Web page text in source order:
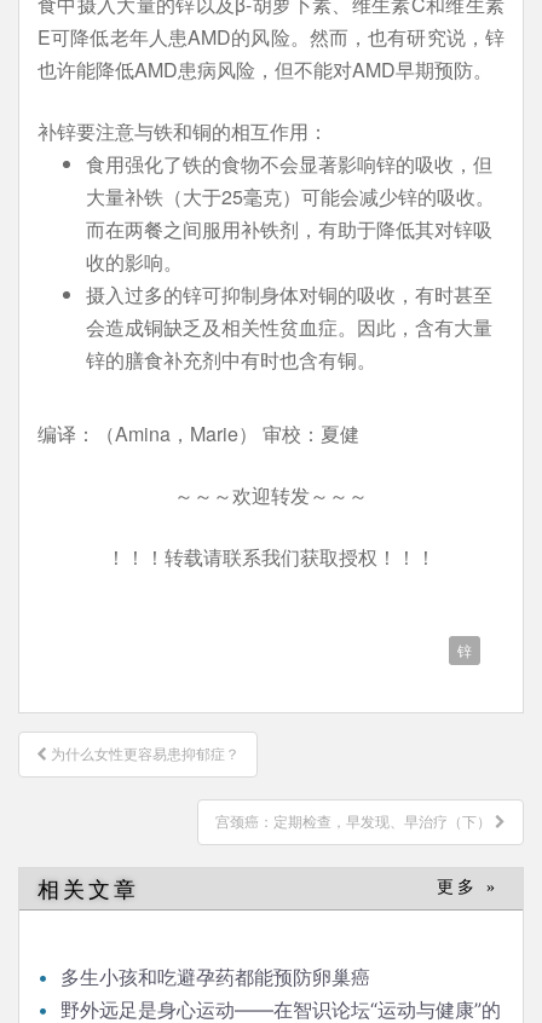
E可降低老年人患AMD的风险。然而，也有研究说，锌
也许能降低AMD患病风险，但不能对AMD早期预防。
补锌要注意与铁和铜的相互作用：
食用强化了铁的食物不会显著影响锌的吸收，但
大量补铁（大于25毫克）可能会减少锌的吸收。
而在两餐之间服用补铁剂，有助于降低其对锌吸
收的影响。
摄入过多的锌可抑制身体对铜的吸收，有时甚至
会造成铜缺乏及相关性贫血症。因此，含有大量
锌的膳食补充剂中有时也含有铜。
编译：（Amina，Marie） 审校：夏健
～～～欢迎转发～～～
！！！转载请联系我们获取授权！！！
锌
文
章
为什么女性更容易患抑郁症？
宫颈癌：定期检查，早发现、早治疗（下）
相关文章 更多 »
多生小孩和吃避孕药都能预防卵巢癌
野外远足是身心运动——在智识论坛“运动与健康”的